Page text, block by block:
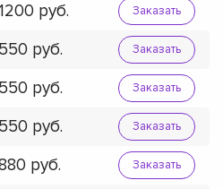
1200 Заказать
550 Заказать
550 Заказать
550 Заказать
Заказать